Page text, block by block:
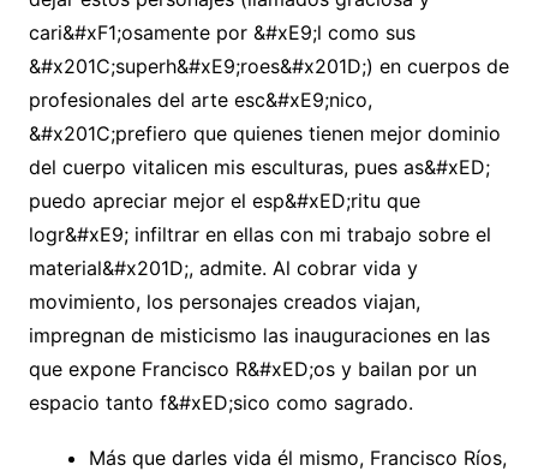
cari&#xF1;osamente por &#xE9;l como sus
&#x201C;superh&#xE9;roes&#x201D;) en cuerpos de
profesionales del arte esc&#xE9;nico,
&#x201C;prefiero que quienes tienen mejor dominio
del cuerpo vitalicen mis esculturas, pues as&#xED;
puedo apreciar mejor el esp&#xED;ritu que
logr&#xE9; infiltrar en ellas con mi trabajo sobre el
material&#x201D;, admite. Al cobrar vida y
movimiento, los personajes creados viajan,
impregnan de misticismo las inauguraciones en las
que expone Francisco R&#xED;os y bailan por un
espacio tanto f&#xED;sico como sagrado.
Más que darles vida él mismo, Francisco Ríos,